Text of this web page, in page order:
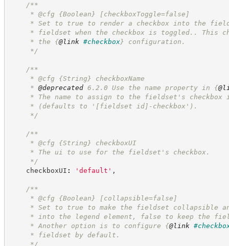
/**
* @cfg {Boolean}
[checkboxToggle=false]
* Set to true to render a checkbox into the
* fieldset when the checkbox is toggled.. This
* the {@link #checkbox} configuration.
*/
/**
* @cfg {String}
checkboxName
* @deprecated 6.2.0 Use the name property in {
* The name to assign to the fieldset's
* (defaults to '[fieldset id]-checkbox').
*/
/**
* @cfg {String}
checkboxUI
* The ui to use for the fieldset's checkbox.
*/
checkboxUI : ' default ' ,
/**
* @cfg {Boolean}
[collapsible=false]
* Set to true to make the fieldset collapsible and
* into the legend element, false to keep the
* Another option is to configure {@link
* fieldset by default.
*/